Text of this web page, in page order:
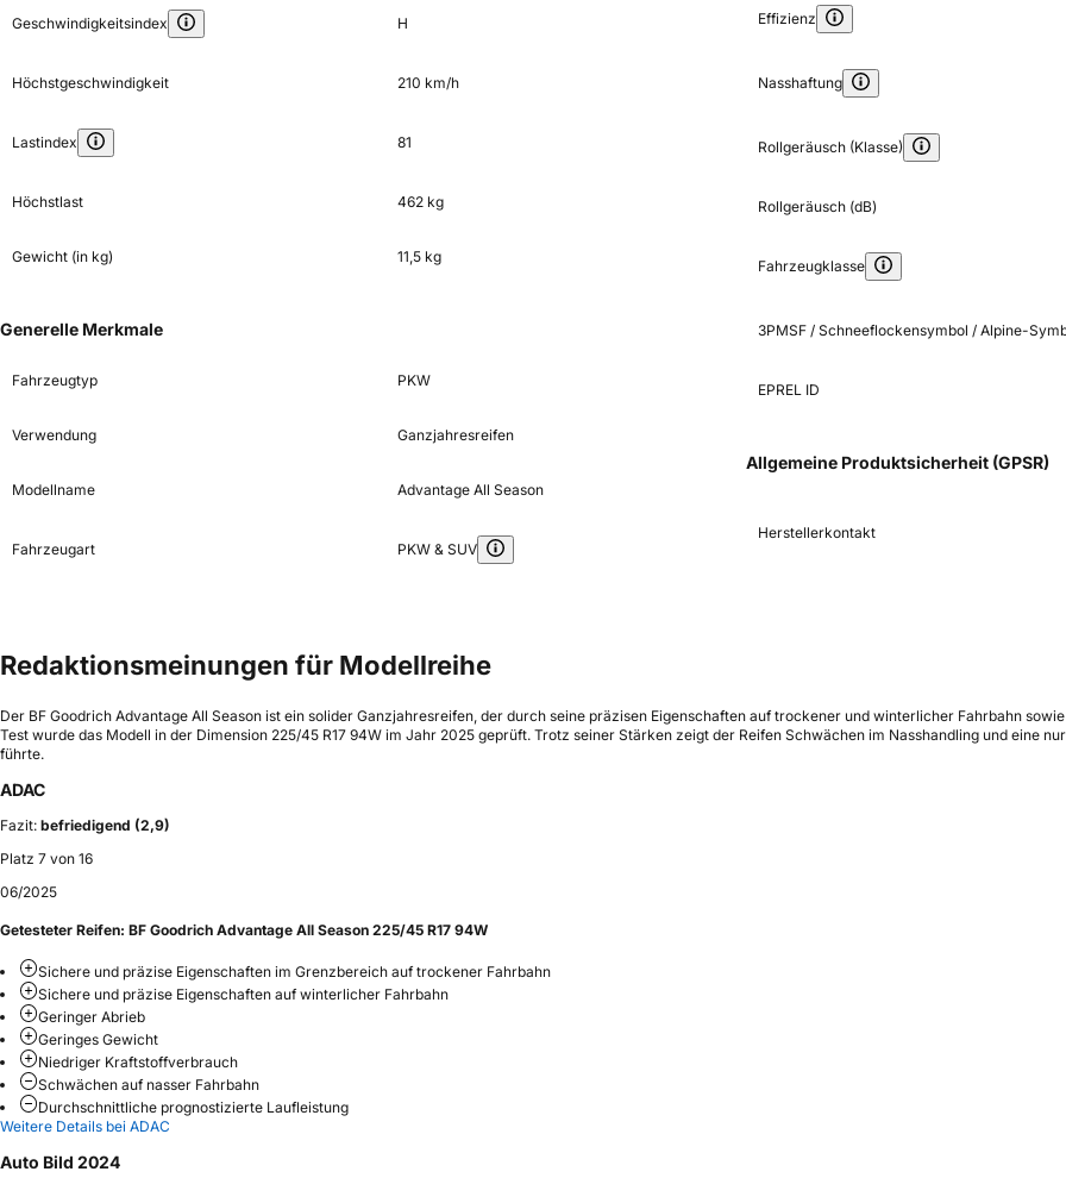
Geschwindigkeitsindex H
Höchstgeschwindigkeit 210 km/h
Lastindex 81
Höchstlast 462 kg
Gewicht (in kg) 11,5 kg
Generelle Merkmale
Fahrzeugtyp PKW
Verwendung Ganzjahresreifen
Modellname Advantage All Season
Fahrzeugart PKW & SUV
Effizienz
Nasshaftung
Rollgeräusch (Klasse)
Rollgeräusch (dB)
Fahrzeugklasse
3PMSF / Schneeflockensymbol / Alpine-
EPREL ID
Allgemeine Produktsicherheit (GPSR)
Herstellerkontakt
Redaktionsmeinungen für Modellreihe
Der BF Goodrich Advantage All Season ist ein solider Ganzjahresreifen, der durch seine präzisen Eigenschaften auf trockener und winterlicher Fahrbahn
Test wurde das Modell in der Dimension 225/45 R17 94W im Jahr 2025 geprüft. Trotz seiner Stärken zeigt der Reifen Schwächen im Nasshandling und eine
führte.
ADAC
Fazit: befriedigend (2,9)
Platz 7 von 16
06/2025
Getesteter Reifen: BF Goodrich Advantage All Season 225/45 R17 94W
Sichere und präzise Eigenschaften im Grenzbereich auf trockener Fahrbahn
Sichere und präzise Eigenschaften auf winterlicher Fahrbahn
Geringer Abrieb
Geringes Gewicht
Niedriger Kraftstoffverbrauch
Schwächen auf nasser Fahrbahn
Durchschnittliche prognostizierte Laufleistung
Weitere Details bei ADAC
Auto Bild 2024